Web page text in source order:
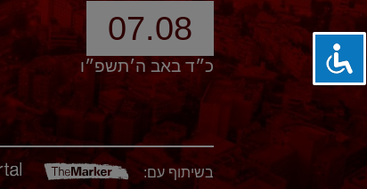
07.08
כ״ד באב ה׳תשפ״ו
בשיתוף עם: